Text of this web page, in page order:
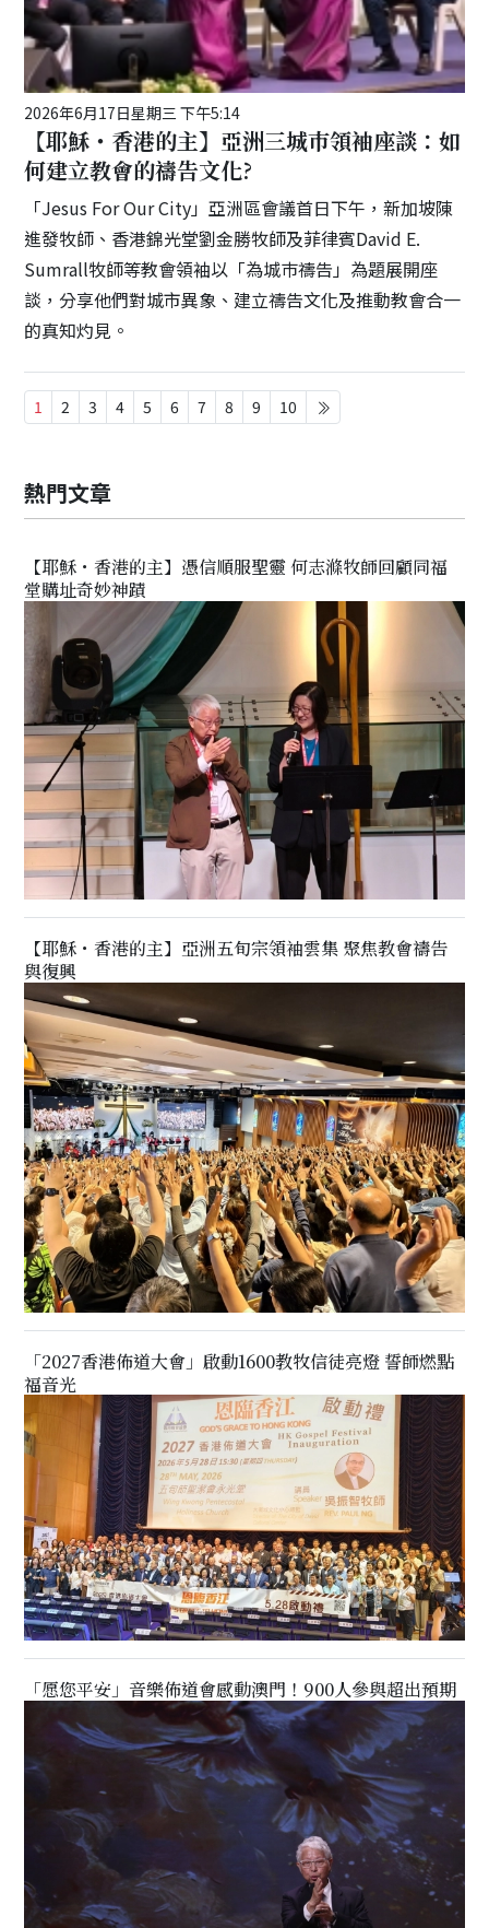
2026年6月17日星期三 下午5:14
【耶穌・香港的主】亞洲三城巿領袖座談：如
何建立教會的禱告文化?
「Jesus For Our City」亞洲區會議首日下午，新加坡陳
進發牧師、香港錦光堂劉金勝牧師及菲律賓David E.
Sumrall牧師等教會領袖以「為城巿禱告」為題展開座
談，分享他們對城市異象、建立禱告文化及推動教會合一
的真知灼見。
1 2 3 4 5 6 7 8 9 10
熱門文章
【耶穌・香港的主】憑信順服聖靈 何志滌牧師回顧同福
堂購址奇妙神蹟
【耶穌・香港的主】亞洲五旬宗領袖雲集 聚焦教會禱告
與復興
「2027香港佈道大會」啟動1600教牧信徒亮燈 誓師燃點
福音光
「愿您平安」音樂佈道會感動澳門！900人參與超出預期